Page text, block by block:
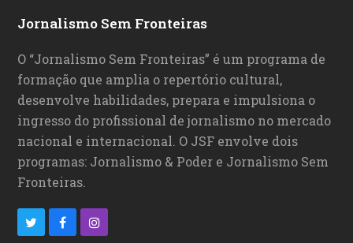
Jornalismo Sem Fronteiras
O “Jornalismo Sem Fronteiras” é um programa de
formação que amplia o repertório cultural,
desenvolve habilidades, prepara e impulsiona o
ingresso do profissional de jornalismo no mercado
nacional e internacional. O JSF envolve dois
programas: Jornalismo & Poder e Jornalismo Sem
Fronteiras.
I